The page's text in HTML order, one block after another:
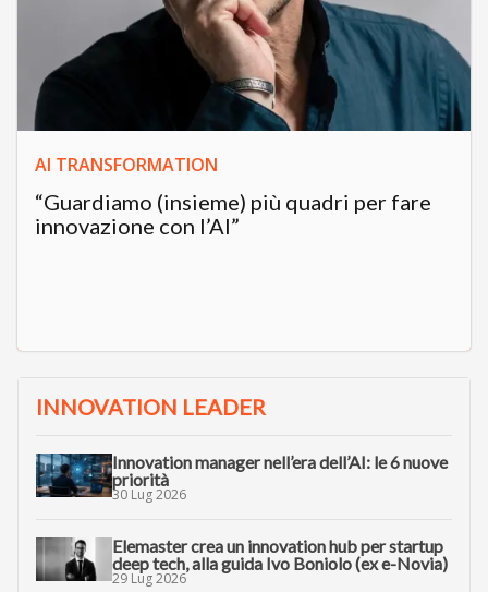
AI TRANSFORMATION
“Guardiamo (insieme) più quadri per fare
innovazione con l’AI”
INNOVATION LEADER
Innovation manager nell’era dell’AI: le 6 nuove
priorità
30 Lug 2026
Elemaster crea un innovation hub per startup
deep tech, alla guida Ivo Boniolo (ex e-Novia)
29 Lug 2026